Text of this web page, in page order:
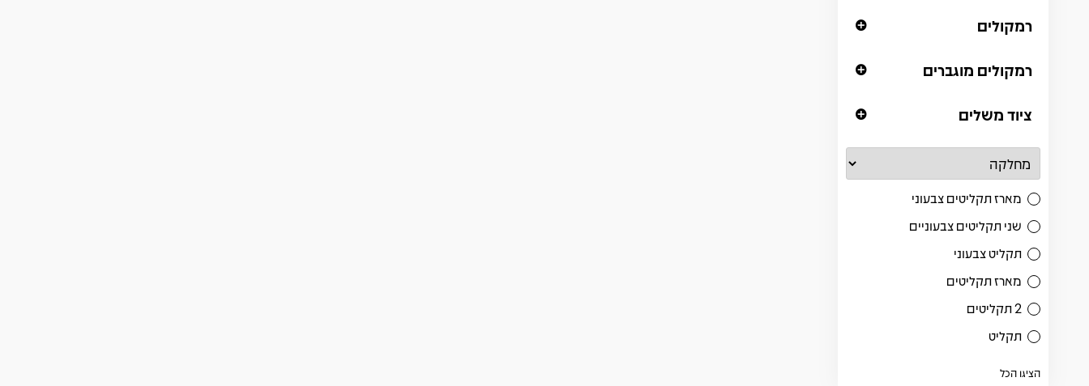
רמקולים
רמקולים מוגברים
ציוד משלים
מארז תקליטים צבעוני
שני תקליטים צבעוניים
תקליט צבעוני
מארז תקליטים
2 תקליטים
תקליט
הציגו הכל